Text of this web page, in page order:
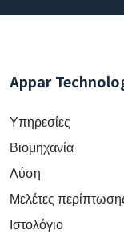
Υπηρεσίες
Βιομηχανία
Λύση
Μελέτες περίπτωσης